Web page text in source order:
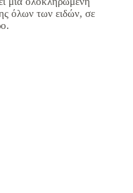
όλων των ειδών, σε